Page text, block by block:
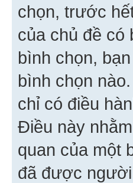
chọn, trước
của chủ đề có
bình chọn,
bình chọn
chỉ có điều
Điều này
quan của một
đã được